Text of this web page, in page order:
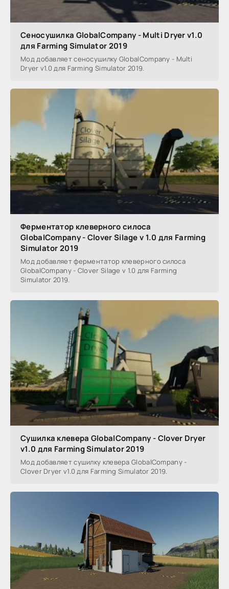
Сеносушилка GlobalCompany - Multi Dryer v1.0
для Farming Simulator 2019
Мод добавляет сеносушилку GlobalCompany - Multi
Dryer v1.0 для Farming Simulator 2019.
Ферментатор клеверного силоса
GlobalCompany - Clover Silage v 1.0 для Farming
Simulator 2019
Мод добавляет ферментатор клеверного силоса
GlobalCompany - Clover Silage v 1.0 для Farming
Simulator 2019.
Сушилка клевера GlobalCompany - Clover Dryer
v1.0 для Farming Simulator 2019
Мод добавляет сушилку клевера GlobalCompany -
Clover Dryer v1.0 для Farming Simulator 2019.